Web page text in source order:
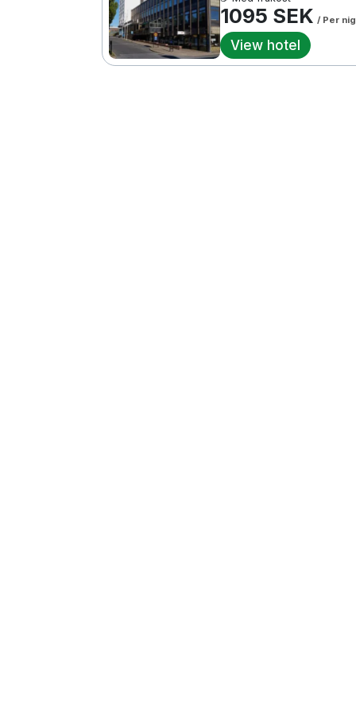
1095 SEK / Per
View hotel